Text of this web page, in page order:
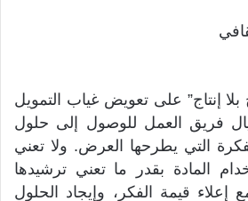
إنتاج” على تعويض غياب التمويل
فريق العمل للوصول إلى حلول
التي يطرحها العرض. ولا تعني
المادة بقدر ما تعني ترشيدها
إعلاء قيمة الفكر، وإيجاد الحلول